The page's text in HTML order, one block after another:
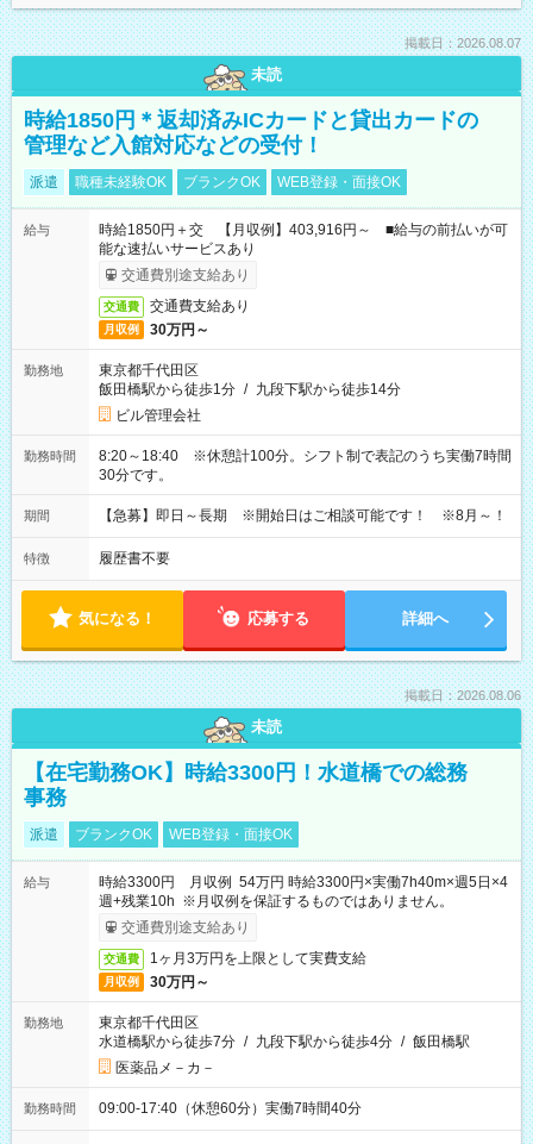
掲載日：2026.08.07
未読
時給1850円＊返却済みICカードと貸出カードの
管理など入館対応などの受付！
派遣 職種未経験OK ブランクOK WEB登録・面接OK
給与
時給1850円＋交 【月収例】403,916円～ ■給与の前払いが可
能な速払いサービスあり
交通費別途支給あり
交通費 交通費支給あり
月収例 30万円～
勤務地
東京都千代田区
飯田橋駅から徒歩1分 / 九段下駅から徒歩14分
ビル管理会社
勤務時間
8:20～18:40 ※休憩計100分。シフト制で表記のうち実働7時間
30分です。
期間 【急募】即日～長期 ※開始日はご相談可能です！ ※8月～！
特徴 履歴書不要
気になる！ 応募する 詳細へ
掲載日：2026.08.06
未読
【在宅勤務OK】時給3300円！水道橋での総務
事務
派遣 ブランクOK WEB登録・面接OK
給与
時給3300円 月収例 54万円 時給3300円×実働7h40m×週5日×4
週+残業10h ※月収例を保証するものではありません。
交通費別途支給あり
交通費 1ヶ月3万円を上限として実費支給
月収例 30万円～
勤務地
東京都千代田区
水道橋駅から徒歩7分 / 九段下駅から徒歩4分 / 飯田橋駅
医薬品メ－カ－
勤務時間 09:00-17:40（休憩60分）実働7時間40分